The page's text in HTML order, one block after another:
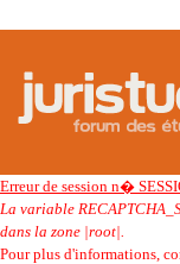
Erreur de session n�
La variable
dans la zone |root|.
Pour plus d'informations,